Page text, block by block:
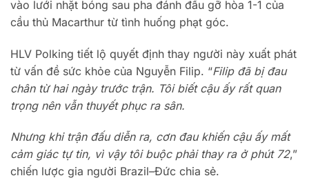
vào lưới nhặt bóng sau pha đánh đầu gỡ hòa 1-1 của
cầu thủ Macarthur từ tình huống phạt góc.
HLV Polking tiết lộ quyết định thay người này xuất phát
từ vấn đề sức khỏe của Nguyễn Filip. “Filip đã bị đau
chân từ hai ngày trước trận. Tôi biết cậu ấy rất quan
trọng nên vẫn thuyết phục ra sân.
Nhưng khi trận đấu diễn ra, cơn đau khiến cậu ấy mất
cảm giác tự tin, vì vậy tôi buộc phải thay ra ở phút 72,”
chiến lược gia người Brazil–Đức chia sẻ.